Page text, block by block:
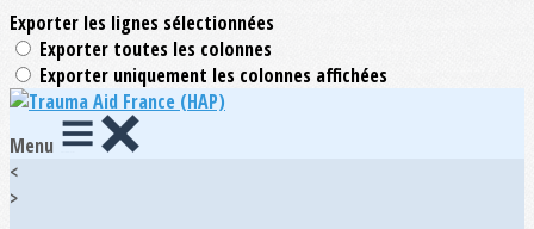
Exporter les lignes sélectionnées
Exporter toutes les colonnes
Exporter uniquement les colonnes affichées
Menu
<
>